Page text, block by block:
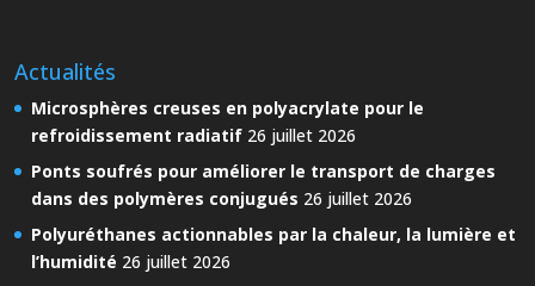
Actualités
Microsphères creuses en polyacrylate pour le
refroidissement radiatif 26 juillet 2026
Ponts soufrés pour améliorer le transport de charges
dans des polymères conjugués 26 juillet 2026
Polyuréthanes actionnables par la chaleur, la lumière et
l’humidité 26 juillet 2026